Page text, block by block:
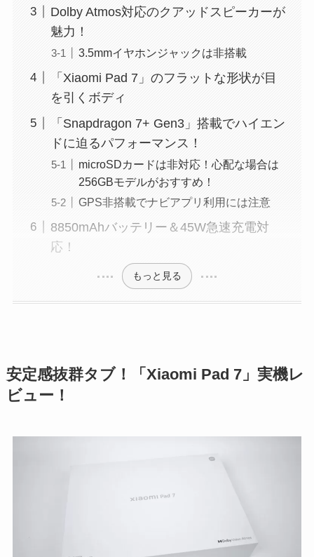
Dolby Atmos対応のクアッドスピーカーが
魅力！
3.5mmイヤホンジャックは非搭載
「Xiaomi Pad 7」のフラットな形状が目
を引くボディ
「Snapdragon 7+ Gen3」搭載でハイエン
ドに迫るパフォーマンス！
microSDカードは非対応！心配な場合は
256GBモデルがおすすめ！
GPS非搭載でナビアプリ利用には注意
8850mAhバッテリー＆45W急速充電対
応！
もっと見る
安定感抜群タブ！「Xiaomi Pad 7」実機レ
ビュー！